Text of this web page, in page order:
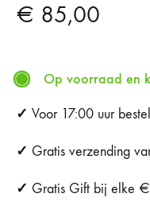
€ 85,00
Op voorraad en
✓ Voor 17:00 uur
✓ Gratis verzending
✓ Gratis Gift bij elke